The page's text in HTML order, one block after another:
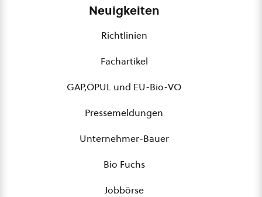
Neuigkeiten
Richtlinien
Fachartikel
GAP,ÖPUL und EU-Bio-VO
Pressemeldungen
Unternehmer-Bauer
Bio Fuchs
Jobbörse